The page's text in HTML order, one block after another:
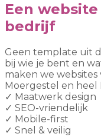
Een
bedrijf
Geen template uit
bij wie je bent en
maken we
Moergestel en heel
✓ Maatwerk design
✓ SEO-vriendelijk
✓ Mobile-first
✓ Snel & veilig